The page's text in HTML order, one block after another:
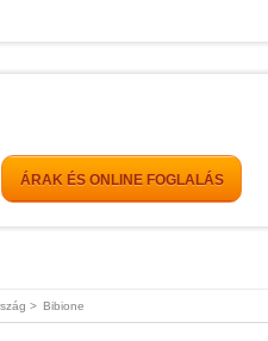
ÁRAK ÉS ONLINE FOGLALÁS
> Bibione